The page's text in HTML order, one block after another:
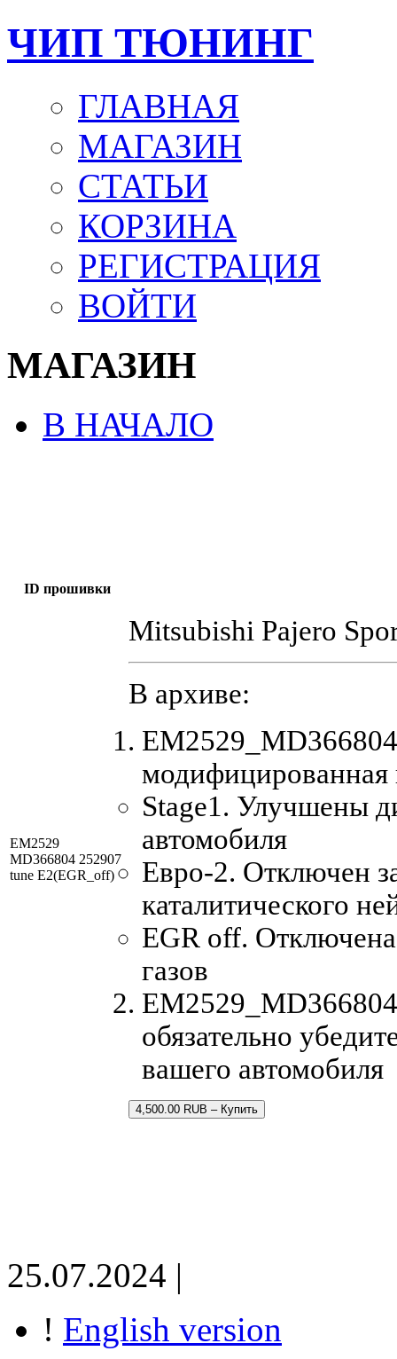
ЧИП ТЮНИНГ
ГЛАВНАЯ
МАГАЗИН
СТАТЬИ
КОРЗИНА
РЕГИСТРАЦИЯ
ВОЙТИ
МАГАЗИН
В НАЧАЛО
ID прошивки
EM2529
MD366804 252907
tune E2(EGR_off)
Mitsubishi Pajero
В архиве:
Stage1. Улучшены
автомобиля
Евро-2. Отключен
каталитического
EGR off.
газов
обязательно
вашего автомобиля
4,500.00 RUB – Купить
25.07.2024 |
! English version